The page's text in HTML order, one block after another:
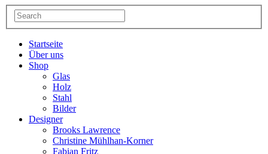
Startseite
Über uns
Shop
Glas
Holz
Stahl
Bilder
Designer
Brooks Lawrence
Christine Mühlhan-Korner
Fabian Fritz